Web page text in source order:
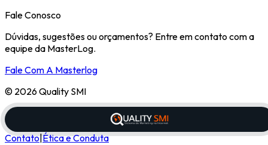
Fale Conosco
Dúvidas, sugestões ou orçamentos? Entre em contato com a
equipe da MasterLog.
Fale Com A Masterlog
© 2026 Quality SMI
Contato|Ética e Conduta